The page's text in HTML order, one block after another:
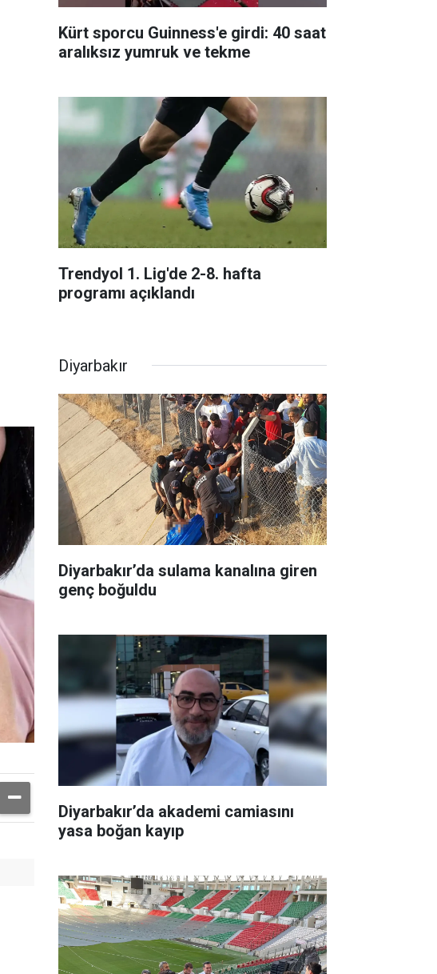
Kürt sporcu Guinness'e girdi: 40 saat
aralıksız yumruk ve tekme
Trendyol 1. Lig'de 2-8. hafta
programı açıklandı
Diyarbakır
Diyarbakır’da sulama kanalına giren
genç boğuldu
Diyarbakır’da akademi camiasını
yasa boğan kayıp